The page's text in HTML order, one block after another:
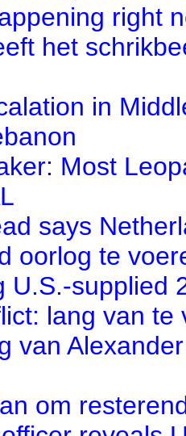
right
het
in
Most
says
oorlog te
U.S.-supplied
lang van te
van
om